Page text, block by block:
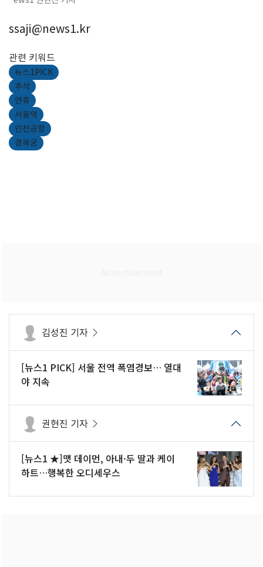
ssaji@news1.kr
관련 키워드
뉴스1PICK
추석
연휴
서울역
인천공항
경복궁
김성진 기자
[뉴스1 PICK] 서울 전역 폭염경보… 열대
야 지속
권현진 기자
[뉴스1 ★]맷 데이먼, 아내·두 딸과 케이
하트…행복한 오디세우스